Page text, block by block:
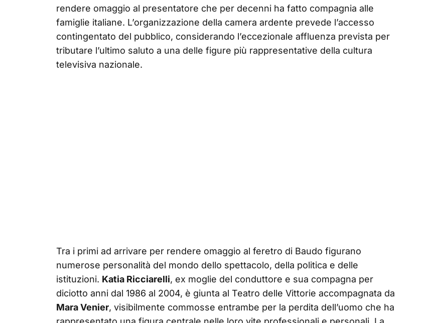
rendere omaggio al presentatore che per decenni ha fatto compagnia alle
famiglie italiane. L’organizzazione della camera ardente prevede l’accesso
contingentato del pubblico, considerando l’eccezionale affluenza prevista per
tributare l’ultimo saluto a una delle figure più rappresentative della cultura
televisiva nazionale.
Tra i primi ad arrivare per rendere omaggio al feretro di Baudo figurano
numerose personalità del mondo dello spettacolo, della politica e delle
istituzioni. Katia Ricciarelli, ex moglie del conduttore e sua compagna per
diciotto anni dal 1986 al 2004, è giunta al Teatro delle Vittorie accompagnata da
Mara Venier, visibilmente commosse entrambe per la perdita dell’uomo che ha